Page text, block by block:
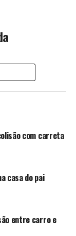
com carreta
casa do pai
entre carro e